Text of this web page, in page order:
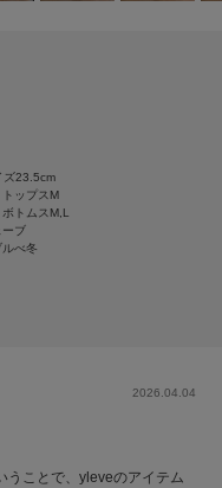
ズ23.5cm
トップスM
ボトムスM,L
ーブ
べ冬
2026.04.04
うことで、yleveのアイテム